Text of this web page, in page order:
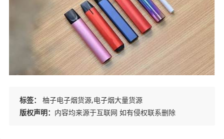
标签：
柚子电子烟货源,电子烟大量货源
版权声明： 内容均来源于互联网 如有侵权联系删除